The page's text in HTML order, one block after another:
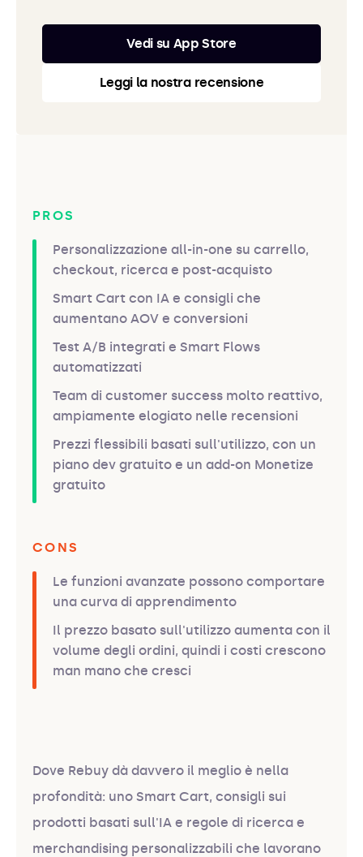
Vedi su App Store
Leggi la nostra recensione
PROS
Personalizzazione all-in-one su carrello,
checkout, ricerca e post-acquisto
Smart Cart con IA e consigli che
aumentano AOV e conversioni
Test A/B integrati e Smart Flows
automatizzati
Team di customer success molto reattivo,
ampiamente elogiato nelle recensioni
Prezzi flessibili basati sull'utilizzo, con un
piano dev gratuito e un add-on Monetize
gratuito
CONS
Le funzioni avanzate possono comportare
una curva di apprendimento
Il prezzo basato sull'utilizzo aumenta con il
volume degli ordini, quindi i costi crescono
man mano che cresci
Dove Rebuy dà davvero il meglio è nella
profondità: uno Smart Cart, consigli sui
prodotti basati sull'IA e regole di ricerca e
merchandising personalizzabili che lavorano